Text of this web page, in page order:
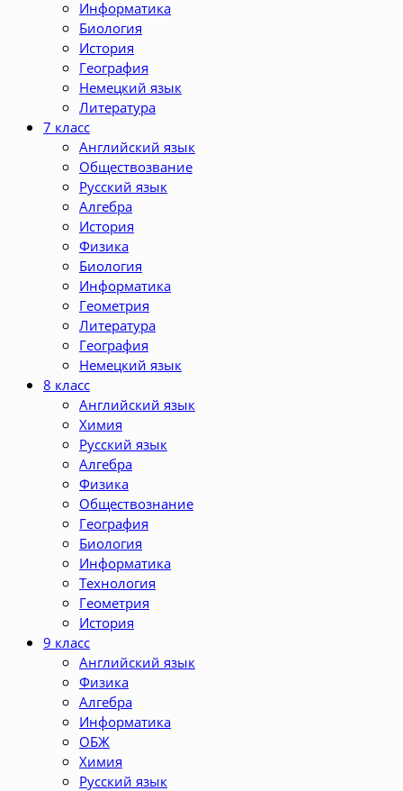
Информатика
Биология
История
География
Немецкий язык
Литература
7 класс
Английский язык
Обществозвание
Русский язык
Алгебра
История
Физика
Биология
Информатика
Геометрия
Литература
География
Немецкий язык
8 класс
Английский язык
Химия
Русский язык
Алгебра
Физика
Обществознание
География
Биология
Информатика
Технология
Геометрия
История
9 класс
Английский язык
Физика
Алгебра
Информатика
ОБЖ
Химия
Русский язык